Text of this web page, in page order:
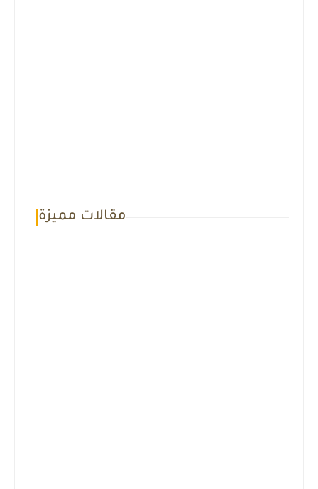
مقالات مميزة